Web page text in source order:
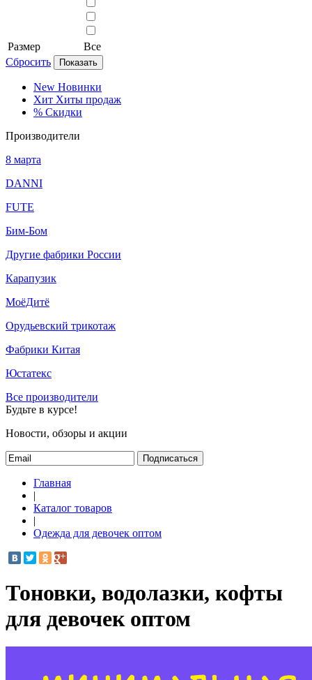
Размер
Все
Сбросить
Показать
New Новинки
Хит Хиты продаж
% Скидки
Производители
8 марта
DANNI
FUTE
Бим-Бом
Другие фабрики России
Карапузик
МоёДитё
Орудьевский трикотаж
Фабрики Китая
Юстатекс
Все производители
Будьте в курсе!
Новости, обзоры и акции
Подписаться
Главная
|
Каталог товаров
|
Одежда для девочек оптом
Тоновки, водолазки, кофты
для девочек оптом